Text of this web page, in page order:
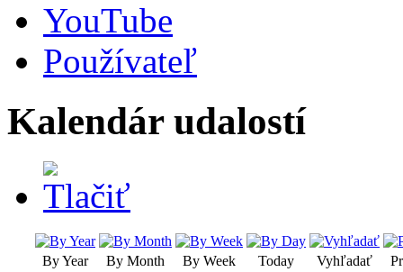
YouTube
Používateľ
Kalendár udalostí
By Year By Month By Week Today Vyhľadať